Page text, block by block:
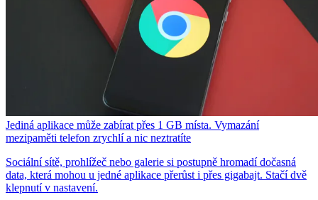
Jediná aplikace může zabírat přes 1 GB místa. Vymazání
mezipaměti telefon zrychlí a nic neztratíte
Sociální sítě, prohlížeč nebo galerie si postupně hromadí dočasná
data, která mohou u jedné aplikace přerůst i přes gigabajt. Stačí dvě
klepnutí v nastavení.